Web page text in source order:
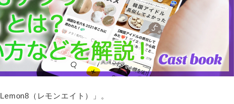
Lemon8（レモンエイト）
」。